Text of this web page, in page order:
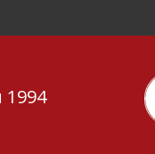
1994